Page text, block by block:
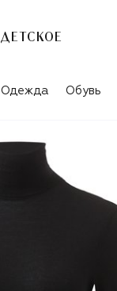
ДЕТСКОЕ
Одежда Обувь